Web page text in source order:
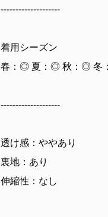
--------------------
着用シーズン
春：◎ 夏：◎ 秋：◎ 冬
--------------------
透け感：ややあり
裏地：あり
伸縮性：なし